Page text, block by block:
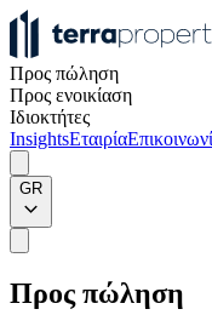
Προς πώληση
Προς ενοικίαση
Ιδιοκτήτες
InsightsΕταιρία
GR
Προς πώληση